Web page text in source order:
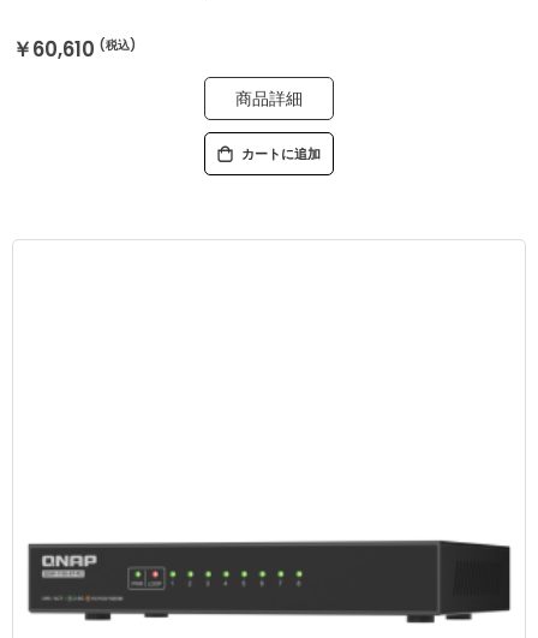
￥60,610
商品詳細
カートに追加